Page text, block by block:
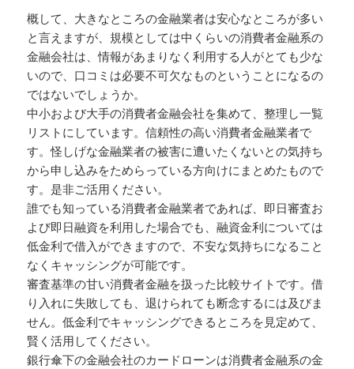
概して、大きなところの金融業者は安心なところが多い
と言えますが、規模としては中くらいの消費者金融系の
金融会社は、情報があまりなく利用する人がとても少な
いので、口コミは必要不可欠なものということになるの
ではないでしょうか。
中小および大手の消費者金融会社を集めて、整理し一覧
リストにしています。信頼性の高い消費者金融業者で
す。怪しげな金融業者の被害に遭いたくないとの気持ち
から申し込みをためらっている方向けにまとめたもので
す。是非ご活用ください。
誰でも知っている消費者金融業者であれば、即日審査お
よび即日融資を利用した場合でも、融資金利については
低金利で借入ができますので、不安な気持ちになること
なくキャッシングが可能です。
審査基準の甘い消費者金融を扱った比較サイトです。借
り入れに失敗しても、退けられても断念するには及びま
せん。低金利でキャッシングできるところを見定めて、
賢く活用してください。
銀行傘下の金融会社のカードローンは消費者金融系の金